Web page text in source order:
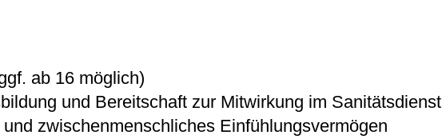
ab 16 möglich)
und Bereitschaft zur Mitwirkung im Sanitätsdienst
zwischenmenschliches Einfühlungsvermögen